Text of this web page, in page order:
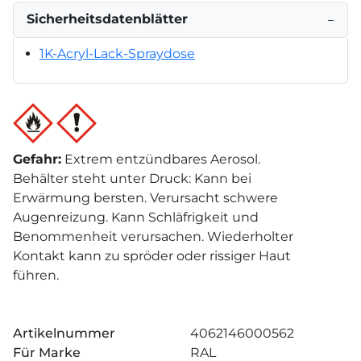
Sicherheitsdatenblätter −
1K-Acryl-Lack-Spraydose
Gefahr: Extrem entzündbares Aerosol.
Behälter steht unter Druck: Kann bei
Erwärmung bersten. Verursacht schwere
Augenreizung. Kann Schläfrigkeit und
Benommenheit verursachen. Wiederholter
Kontakt kann zu spröder oder rissiger Haut
führen.
Artikelnummer
4062146000562
Für Marke
RAL